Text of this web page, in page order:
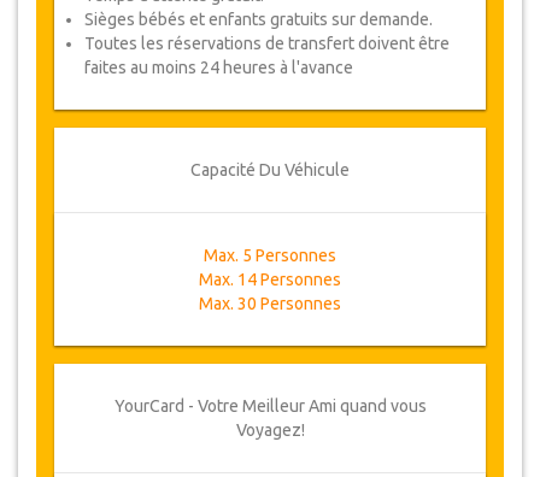
Sièges bébés et enfants gratuits sur demande.
Toutes les réservations de transfert doivent être
faites au moins 24 heures à l'avance
Capacité Du Véhicule
Max. 5 Personnes
Max. 14 Personnes
Max. 30 Personnes
YourCard - Votre Meilleur Ami quand vous
Voyagez!